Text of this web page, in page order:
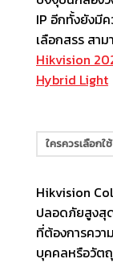
IP อีกทั้งยังมี
เลือกสรร สา
Hikvision
Hybrid Light
ใครควรเลือกใ
Hikvision
ปลอดภัยสูงสุ
ที่ต้องการควา
บุคคลหรือวัต